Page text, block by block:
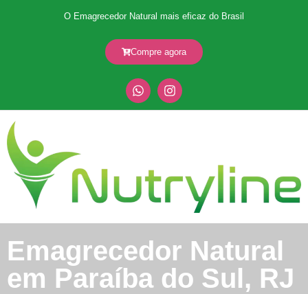
O Emagrecedor Natural mais eficaz do Brasil
Compre agora
Emagrecedor Natural
em Paraíba do Sul, RJ